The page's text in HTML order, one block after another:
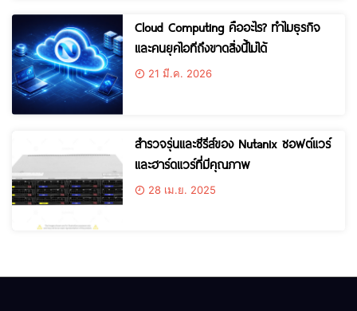
Cloud Computing คืออะไร? ทำไมธุรกิจ
และคนยุคไอทีถึงขาดสิ่งนี้ไม่ได้
21 มี.ค. 2026
สำรวจรุ่นและซีรีส์ของ Nutanix ซอฟต์แวร์
และฮาร์ดแวร์ที่มีคุณภาพ
28 เม.ย. 2025